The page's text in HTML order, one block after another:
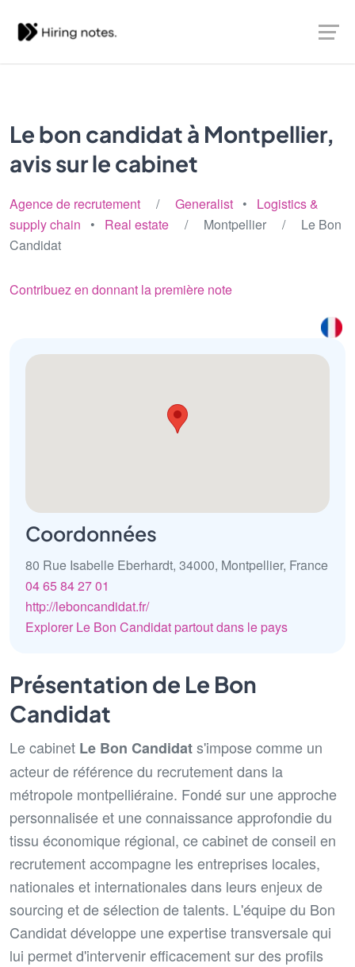
Le bon candidat à Montpellier,
avis sur le cabinet
Agence de recrutement / Generalist • Logistics &
supply chain • Real estate / Montpellier / Le Bon
Candidat
Contribuez en donnant la première note
Coordonnées
80 Rue Isabelle Eberhardt, 34000, Montpellier, France
04 65 84 27 01
http://leboncandidat.fr/
Explorer Le Bon Candidat partout dans le pays
Présentation de Le Bon
Candidat
Le cabinet Le Bon Candidats'impose comme un
acteur de référence du recrutement dans la
métropole montpelliéraine. Fondé sur une approche
personnalisée et une connaissance approfondie du
tissu économique régional, ce cabinet de conseil en
recrutement accompagne les entreprises locales,
nationales et internationales dans leurs enjeux de
sourcing et de sélection de talents. L'équipe du Bon
Candidat développe une expertise transversale qui
lui permet d'intervenir efficacement sur des profils